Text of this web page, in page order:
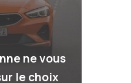
ne vous
le choix